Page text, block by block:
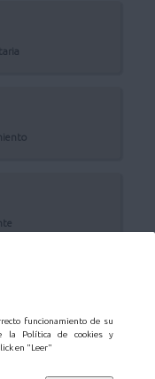
funcionamiento de su
la Política de cookies y
en "Leer"